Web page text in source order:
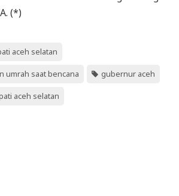
(*)
aceh selatan
umrah saat bencana gubernur aceh
aceh selatan